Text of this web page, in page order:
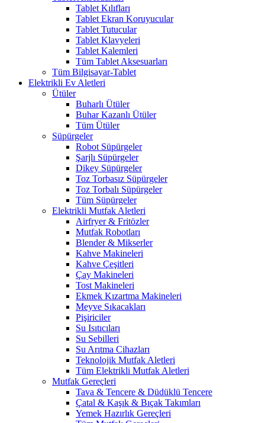
Tablet Kılıfları
Tablet Ekran Koruyucular
Tablet Tutucular
Tablet Klavyeleri
Tablet Kalemleri
Tüm Tablet Aksesuarları
Tüm Bilgisayar-Tablet
Elektrikli Ev Aletleri
Ütüler
Buharlı Ütüler
Buhar Kazanlı Ütüler
Tüm Ütüler
Süpürgeler
Robot Süpürgeler
Şarjlı Süpürgeler
Dikey Süpürgeler
Toz Torbasız Süpürgeler
Toz Torbalı Süpürgeler
Tüm Süpürgeler
Elektrikli Mutfak Aletleri
Airfryer & Fritözler
Mutfak Robotları
Blender & Mikserler
Kahve Makineleri
Kahve Çeşitleri
Çay Makineleri
Tost Makineleri
Ekmek Kızartma Makineleri
Meyve Sıkacakları
Pişiriciler
Su Isıtıcıları
Su Sebilleri
Su Arıtma Cihazları
Teknolojik Mutfak Aletleri
Tüm Elektrikli Mutfak Aletleri
Mutfak Gereçleri
Tava & Tencere & Düdüklü Tencere
Çatal & Kaşık & Bıçak Takımları
Yemek Hazırlık Gereçleri